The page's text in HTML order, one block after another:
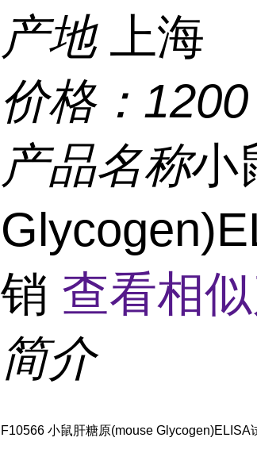
产地 上海
价格： 1200
产品名称小
销 查看相
简介
F10566 小鼠肝糖原(mouse Glycogen)ELISA